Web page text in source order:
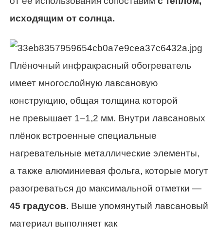
исходящим от солнца.
Плёночный инфракрасный обогреватель
имеет многослойную лавсановую
конструкцию, общая толщина которой
не превышает 1−1,2 мм. Внутри лавсановых
плёнок встроенные специальные
нагревательные металлические элементы,
а также алюминиевая фольга, которые могут
разогреваться до максимальной отметки —
45 градусов. Выше упомянутый лавсановый
материал выполняет как